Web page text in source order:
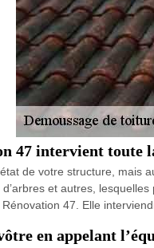
47 intervient toute
de votre structure, mais
et autres,
47. Elle
en appelant